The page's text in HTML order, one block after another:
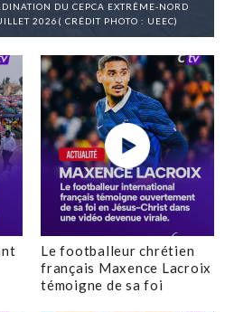
DU CEPCA EXTRÊME-NORD
2026( CRÉDIT PHOTO : UEEC)
Le footballeur chrétien
français Maxence Lacroix
témoigne de sa foi